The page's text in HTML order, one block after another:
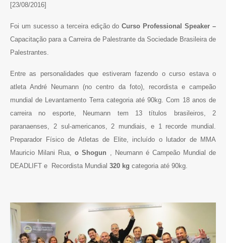
[23/08/2016]
Foi um sucesso a terceira edição doCurso Professional Speaker –
Capacitação para a Carreira de Palestrante da Sociedade Brasileira de
Palestrantes.
Entre as personalidades que estiveram fazendo o curso estava o
atleta André Neumann (no centro da foto), recordista e campeão
mundial de Levantamento Terra categoria até 90kg. Com 18 anos de
carreira no esporte, Neumann tem 13 títulos brasileiros, 2
paranaenses, 2 sul-americanos, 2 mundiais, e 1 recorde mundial.
Preparador Físico de Atletas de Elite, incluído o lutador de MMA
Mauricio Milani Rua,o Shogun , Neumann é Campeão Mundial de
DEADLIFT e Recordista Mundial 320 kg categoria até 90kg.